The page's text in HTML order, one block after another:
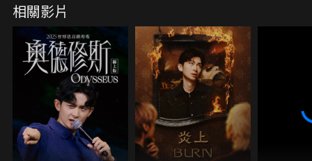
醒吧， 趁此良機，莫再猶豫，恭請蛇界至尊雙飛寶
典！ OSkomodo 還不一起加入蛇教跟著教主一起前
進!
相關影片